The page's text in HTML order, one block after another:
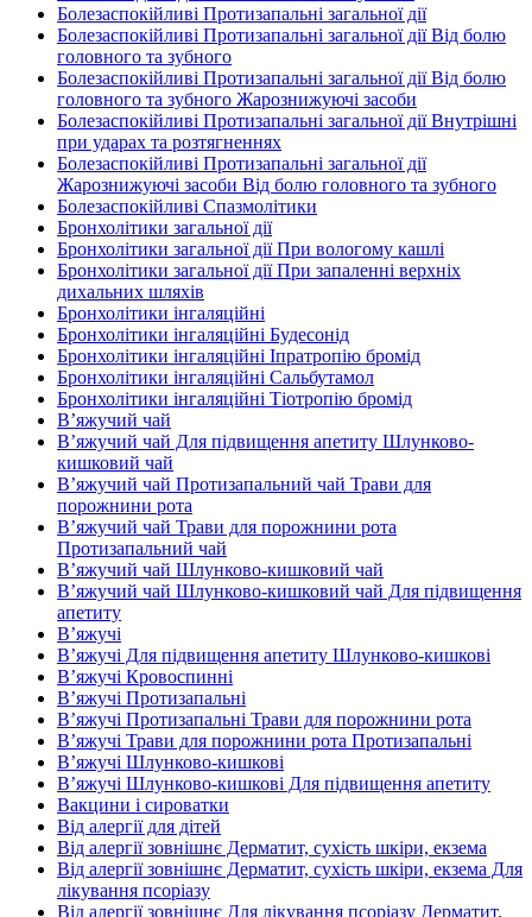
Болезаспокійливі Протизапальні загальної дії
Болезаспокійливі Протизапальні загальної дії Від болю
головного та зубного
Болезаспокійливі Протизапальні загальної дії Від болю
головного та зубного Жарознижуючі засоби
Болезаспокійливі Протизапальні загальної дії Внутрішні
при ударах та розтягненнях
Болезаспокійливі Протизапальні загальної дії
Жарознижуючі засоби Від болю головного та зубного
Болезаспокійливі Спазмолітики
Бронхолітики загальної дії
Бронхолітики загальної дії При вологому кашлі
Бронхолітики загальної дії При запаленні верхніх
дихальних шляхів
Бронхолітики інгаляційні
Бронхолітики інгаляційні Будесонід
Бронхолітики інгаляційні Іпратропію бромід
Бронхолітики інгаляційні Сальбутамол
Бронхолітики інгаляційні Тіотропію бромід
В’яжучий чай
В’яжучий чай Для підвищення апетиту Шлунково-
кишковий чай
В’яжучий чай Протизапальний чай Трави для
порожнини рота
В’яжучий чай Трави для порожнини рота
Протизапальний чай
В’яжучий чай Шлунково-кишковий чай
В’яжучий чай Шлунково-кишковий чай Для підвищення
апетиту
В’яжучі
В’яжучі Для підвищення апетиту Шлунково-кишкові
В’яжучі Кровоспинні
В’яжучі Протизапальні
В’яжучі Протизапальні Трави для порожнини рота
В’яжучі Трави для порожнини рота Протизапальні
В’яжучі Шлунково-кишкові
В’яжучі Шлунково-кишкові Для підвищення апетиту
Вакцини і сироватки
Від алергії для дітей
Від алергії зовнішнє Дерматит, сухість шкіри, екзема
Від алергії зовнішнє Дерматит, сухість шкіри, екзема Для
лікування псоріазу
Від алергії зовнішнє Для лікування псоріазу Дерматит,